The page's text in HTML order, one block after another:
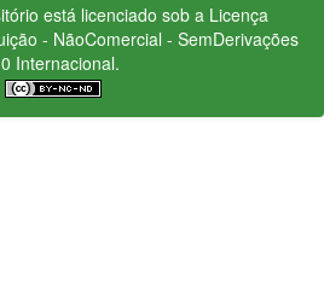
está licenciado sob a Licença
- NãoComercial - SemDerivações
Internacional.